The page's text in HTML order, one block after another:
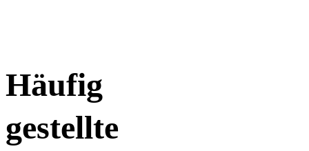
Häufig
gestellte